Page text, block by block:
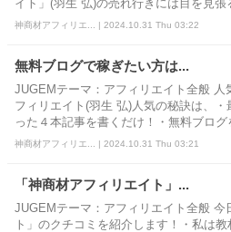
イト」(羽生 弘)の売れ行きには目を見張
神商材アフィリエ... | 2024.10.31 Thu 03:22
無料ブログで稼ぎたい方は...
JUGEMテーマ：アフィリエイト全般 人
フィリエイト(羽生 弘)人気の秘訣は、
った４本記事を書くだけ！・無料ブログ
神商材アフィリエ... | 2024.10.31 Thu 03:21
「神商材アフィリエイト」...
JUGEMテーマ：アフィリエイト全般 今
ト」のクチコミを紹介します！・私は